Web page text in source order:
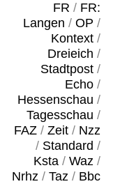
FR / FR:
Langen / OP /
Kontext/
Dreieich /
Stadtpost/
Echo/
Hessenschau /
Tagesschau /
FAZ/ Zeit/ Nzz
/ Standard /
Ksta/ Waz/
Nrhz/ Taz/ Bbc